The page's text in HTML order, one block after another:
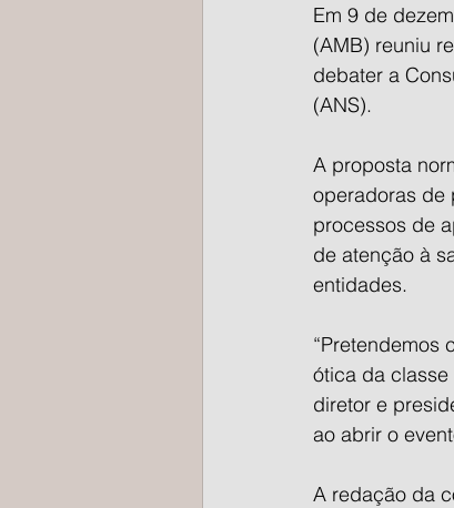
Em 9 de
(AMB) reuniu
debater a
(ANS).
A proposta
operadoras de
processos de
de atenção à
entidades.
“Pretendemos
ótica da classe
diretor e
ao abrir o
A redação da